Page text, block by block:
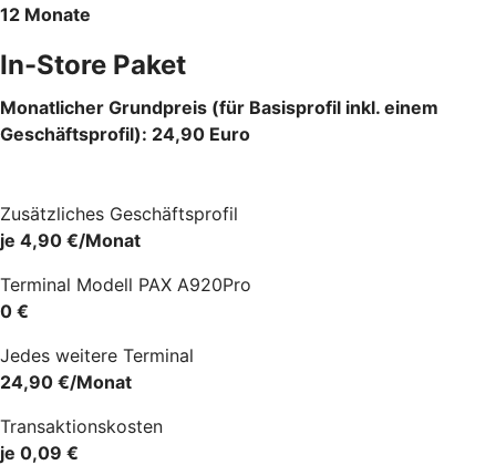
12 Monate
In-Store Paket
Monatlicher Grundpreis (für Basisprofil inkl. einem
Geschäftsprofil): 24,90 Euro
Zusätzliches Geschäftsprofil
je 4,90 €/Monat
Terminal Modell PAX A920Pro
0 €
Jedes weitere Terminal
24,90 €/Monat
Transaktionskosten
je 0,09 €